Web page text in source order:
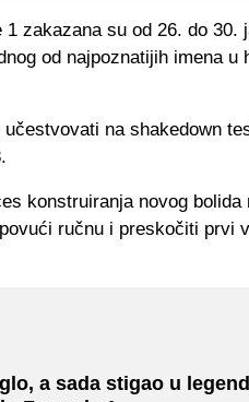
zakazana su od 26. do 30.
od najpoznatijih imena u
na shakedown
konstruiranja novog bolida
ručnu i preskočiti prvi
a sada stigao u